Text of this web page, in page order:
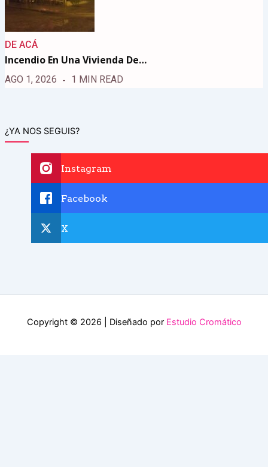
DE ACÁ
Incendio En Una Vivienda De…
AGO 1, 2026 1 MIN READ
¿YA NOS SEGUIS?
Instagram
Facebook
X
Copyright © 2026 | Diseñado por Estudio Cromático